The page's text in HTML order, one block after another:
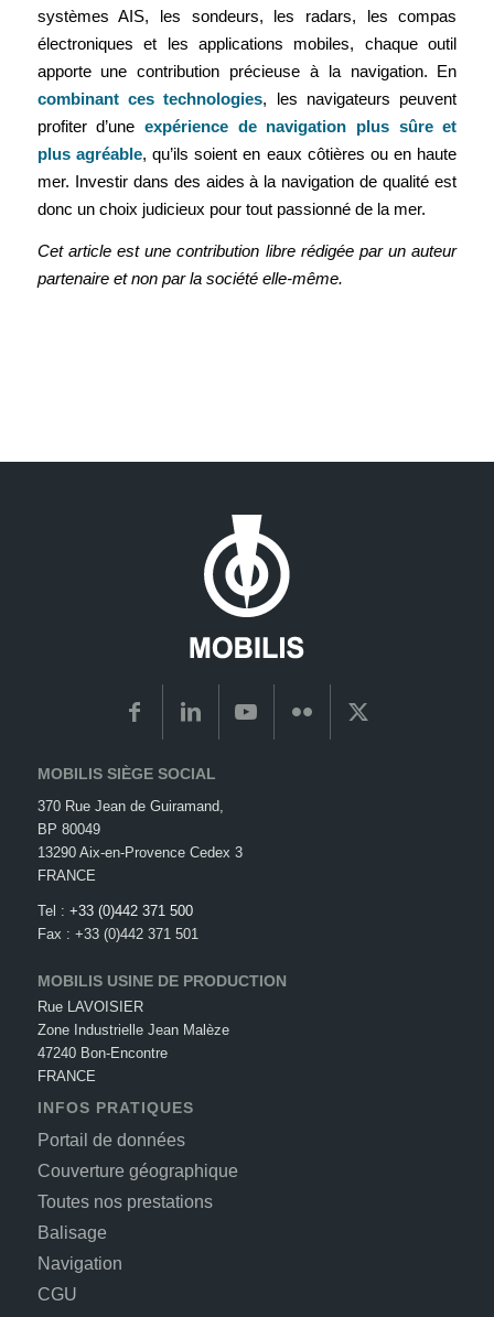
systèmes AIS, les sondeurs, les radars, les compas
électroniques et les applications mobiles, chaque outil
apporte une contribution précieuse à la navigation. En
combinant ces technologies, les navigateurs peuvent
profiter d’une expérience de navigation plus sûre et
plus agréable, qu’ils soient en eaux côtières ou en haute
mer. Investir dans des aides à la navigation de qualité est
donc un choix judicieux pour tout passionné de la mer.
Cet article est une contribution libre rédigée par un auteur
partenaire et non par la société elle-même.
MOBILIS SIÈGE SOCIAL
370 Rue Jean de Guiramand,
BP 80049
13290 Aix-en-Provence Cedex 3
FRANCE
Tel : +33 (0)442 371 500
Fax : +33 (0)442 371 501
MOBILIS USINE DE PRODUCTION
Rue LAVOISIER
Zone Industrielle Jean Malèze
47240 Bon-Encontre
FRANCE
INFOS PRATIQUES
Portail de données
Couverture géographique
Toutes nos prestations
Balisage
Navigation
CGU